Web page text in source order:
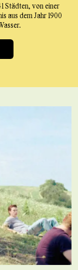
Städten, von einer
aus dem Jahr 1900